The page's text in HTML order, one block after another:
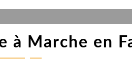
à Marche en